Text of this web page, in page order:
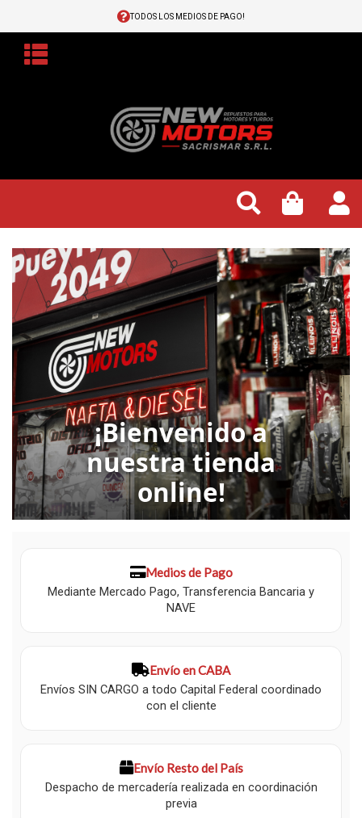
TODOS LOS MEDIOS DE PAGO!
¡Bienvenido a
nuestra tienda
online!
Medios de Pago
Mediante Mercado Pago, Transferencia Bancaria y
NAVE
Envío en CABA
Envíos SIN CARGO a todo Capital Federal coordinado
con el cliente
Envío Resto del País
Despacho de mercadería realizada en coordinación
previa